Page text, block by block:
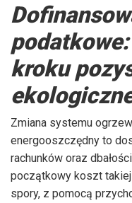
kroku
Zmiana systemu
energooszczędny to
rachunków oraz
początkowy koszt
spory, z pomocą